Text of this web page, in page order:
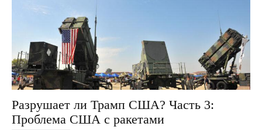
Разрушает ли Трамп США? Часть 3:
Проблема США с ракетами